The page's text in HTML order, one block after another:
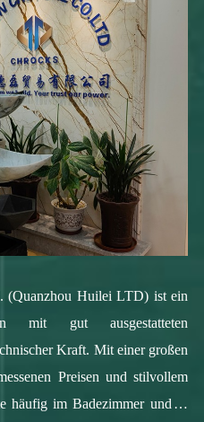
(Quanzhou Huilei LTD) ist ein
mit gut ausgestatteten
Kraft. Mit einer großen
Preisen und stilvollem
häufig im Badezimmer und in